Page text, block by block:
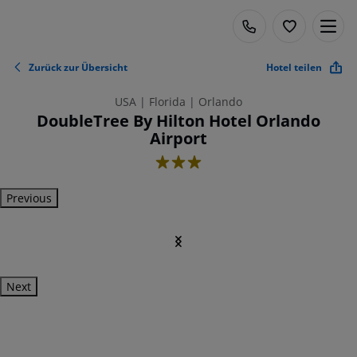
Zurück zur Übersicht Hotel teilen
USA | Florida | Orlando
DoubleTree By Hilton Hotel Orlando
Airport
3
Previous
Next